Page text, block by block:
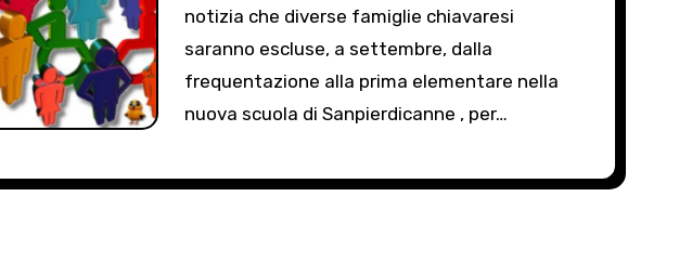
notizia che diverse famiglie chiavaresi
saranno escluse, a settembre, dalla
frequentazione alla prima elementare nella
nuova scuola di Sanpierdicanne , per…